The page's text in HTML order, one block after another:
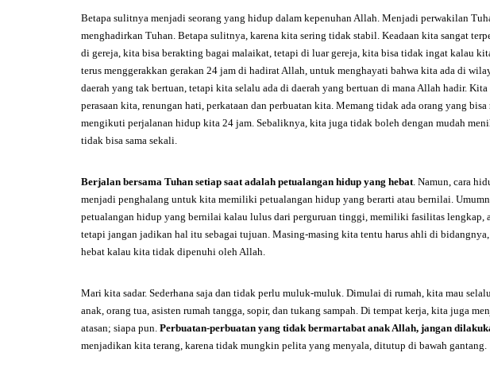
Betapa sulitnya menjadi seorang yang hidup dalam kepenuhan Allah. Menjadi perwakilan
menghadirkan Tuhan. Betapa sulitnya, karena kita sering tidak stabil. Keadaan kita sangat
di gereja, kita bisa berakting bagai malaikat, tetapi di luar gereja, kita bisa tidak ingat kalau
terus menggerakkan gerakan 24 jam di hadirat Allah, untuk menghayati bahwa kita ada di
daerah yang tak bertuan, tetapi kita selalu ada di daerah yang bertuan di mana Allah hadir.
perasaan kita, renungan hati, perkataan dan perbuatan kita. Memang tidak ada orang yang
mengikuti perjalanan hidup kita 24 jam. Sebaliknya, kita juga tidak boleh dengan mudah
tidak bisa sama sekali.
Berjalan bersama Tuhan setiap saat adalah petualangan hidup yang hebat. Namun, cara
menjadi penghalang untuk kita memiliki petualangan hidup yang berarti atau bernilai.
petualangan hidup yang bernilai kalau lulus dari perguruan tinggi, memiliki fasilitas lengkap,
tetapi jangan jadikan hal itu sebagai tujuan. Masing-masing kita tentu harus ahli di
hebat kalau kita tidak dipenuhi oleh Allah.
Mari kita sadar. Sederhana saja dan tidak perlu muluk-muluk. Dimulai di rumah, kita mau
anak, orang tua, asisten rumah tangga, sopir, dan tukang sampah. Di tempat kerja, kita juga
atasan; siapa pun. Perbuatan-perbuatan yang tidak bermartabat anak Allah, jangan
menjadikan kita terang, karena tidak mungkin pelita yang menyala, ditutup di bawah gantang.